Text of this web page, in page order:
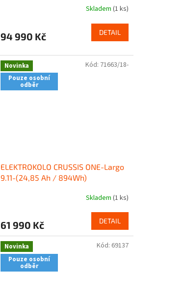
Skladem (1 ks)
94 990 Kč DETAIL
Novinka
Pouze osobní
odběr
ELEKTROKOLO CRUSSIS ONE-Largo
9.11-(24,85 Ah / 894Wh)
Skladem (1 ks)
61 990 Kč DETAIL
Kód: 71663/18-
Novinka
Pouze osobní
odběr
Kód: 69137